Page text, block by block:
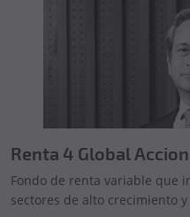
Renta 4 Global
Fondo de renta variable que
sectores de alto crecimiento